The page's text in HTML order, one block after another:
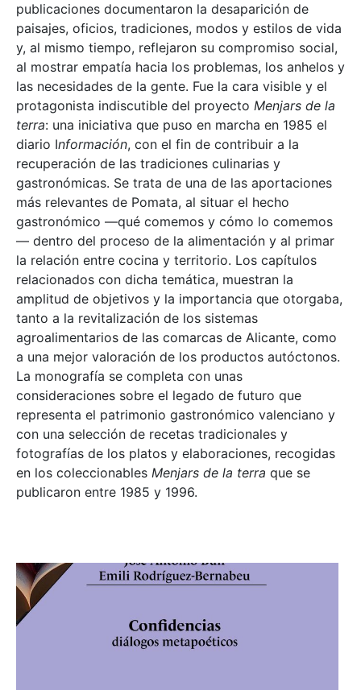
publicaciones documentaron la desaparición de
paisajes, oficios, tradiciones, modos y estilos de vida
y, al mismo tiempo, reflejaron su compromiso social,
al mostrar empatía hacia los problemas, los anhelos y
las necesidades de la gente. Fue la cara visible y el
protagonista indiscutible del proyecto Menjars de la
terra: una iniciativa que puso en marcha en 1985 el
diario Información, con el fin de contribuir a la
recuperación de las tradiciones culinarias y
gastronómicas. Se trata de una de las aportaciones
más relevantes de Pomata, al situar el hecho
gastronómico —qué comemos y cómo lo comemos
— dentro del proceso de la alimentación y al primar
la relación entre cocina y territorio. Los capítulos
relacionados con dicha temática, muestran la
amplitud de objetivos y la importancia que otorgaba,
tanto a la revitalización de los sistemas
agroalimentarios de las comarcas de Alicante, como
a una mejor valoración de los productos autóctonos.
La monografía se completa con unas
consideraciones sobre el legado de futuro que
representa el patrimonio gastronómico valenciano y
con una selección de recetas tradicionales y
fotografías de los platos y elaboraciones, recogidas
en los coleccionables Menjars de la terra que se
publicaron entre 1985 y 1996.